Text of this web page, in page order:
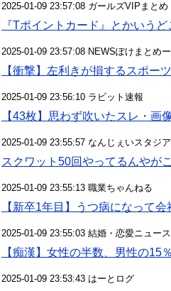
2025-01-09 23:57:08 ガールズVIPまとめ
『Tポイントカード』とかいう
2025-01-09 23:57:08 NEWSぽけまとめ
【衝撃】左利きが損するスポー
2025-01-09 23:56:10 ラビット速報
【43枚】思わず吹いたスレ・画
2025-01-09 23:55:57 なんじぇいスタジ
スクワット50回やってるんやが
2025-01-09 23:55:13 職業ちゃんねる
【新卒1年目】うつ病になって会
2025-01-09 23:55:03 結婚・恋愛ニュー
【痴漢】女性の半数、男性の
2025-01-09 23:53:43 はーとログ